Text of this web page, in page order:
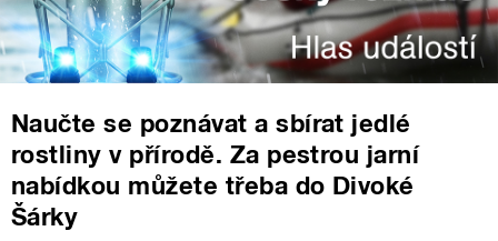
Naučte se poznávat a sbírat jedlé
rostliny v přírodě. Za pestrou jarní
nabídkou můžete třeba do Divoké
Šárky